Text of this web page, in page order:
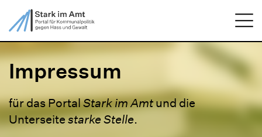
ZUM HAUPTINHALT SPRINGEN
ZUR SUCHE SPRINGEN
Impressum
für das PortalStark im Amtund die
Unterseitestarke Stelle.